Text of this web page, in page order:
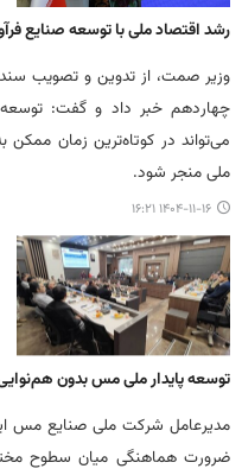
رشد اقتصاد ملی با توسعه صنایع
وزیر صمت، از تدوین و تصویب
چهاردهم خبر داد و گفت: توسعه
می‌تواند در کوتاه‌ترین زمان
ملی منجر شود.
۱۴۰۴-۱۱-۱۶ ۱۶:۲۱
توسعه پایدار ملی مس بدون
مدیرعامل شرکت ملی صنایع مس
ضرورت هماهنگی میان سطوح